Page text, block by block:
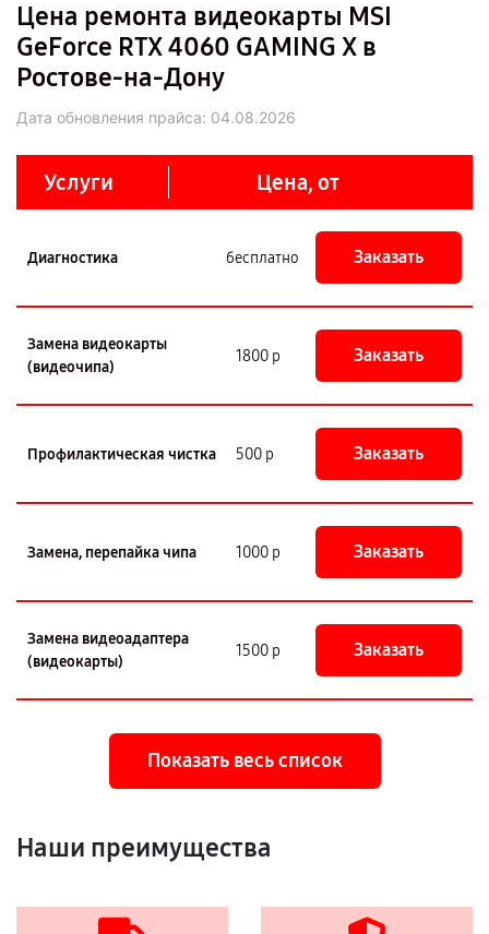
Цена ремонта видеокарты MSI
GeForce RTX 4060 GAMING X в
Ростове-на-Дону
Дата обновления прайса: 04.08.2026
Услуги Цена, от
Диагностика бесплатно Заказать
Замена видеокарты
(видеочипа)
1800 р Заказать
Профилактическая чистка 500 р Заказать
Замена, перепайка чипа 1000 р Заказать
Замена видеоадаптера
(видеокарты)
1500 р Заказать
Показать весь список
Наши преимущества